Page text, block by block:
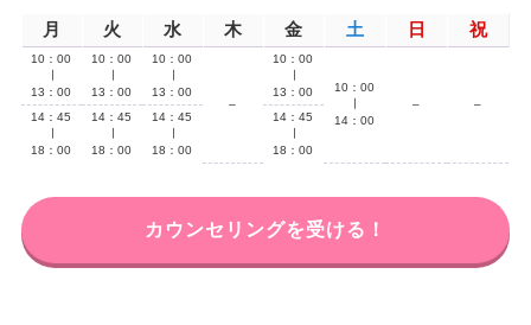
月 火 水 木 金 土 日 祝
10：00
13：00
10：00
13：00
10：00
13：00
–
10：00
13：00
10：00
14：00
–
–
14：45
18：00
14：45
18：00
14：45
18：00
14：45
18：00
カウンセリングを受ける！